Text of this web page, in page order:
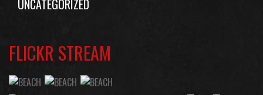
UNCATEGORIZED
FLICKR STREAM